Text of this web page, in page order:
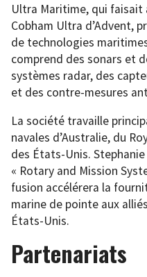
Ultra Maritime, qui faisait
Cobham Ultra d’Advent,
de technologies
comprend des sonars et
systèmes radar, des
et des contre-mesures
La société travaille
navales d’Australie, du
des États-Unis.
« Rotary and Mission
fusion accélérera la
marine de pointe aux
États-Unis.
Partenariats